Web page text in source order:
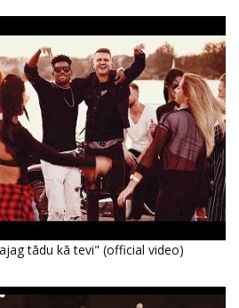
tādu kā tevi" (official video)